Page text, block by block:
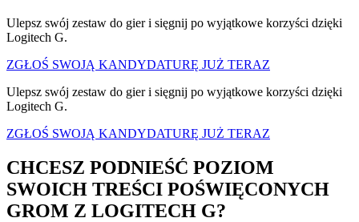
Ulepsz swój zestaw do gier i sięgnij po wyjątkowe korzyści dzięki
Logitech G.
ZGŁOŚ SWOJĄ KANDYDATURĘ JUŻ TERAZ
Ulepsz swój zestaw do gier i sięgnij po wyjątkowe korzyści dzięki
Logitech G.
ZGŁOŚ SWOJĄ KANDYDATURĘ JUŻ TERAZ
CHCESZ PODNIEŚĆ POZIOM
SWOICH TREŚCI POŚWIĘCONYCH
GROM Z LOGITECH G?